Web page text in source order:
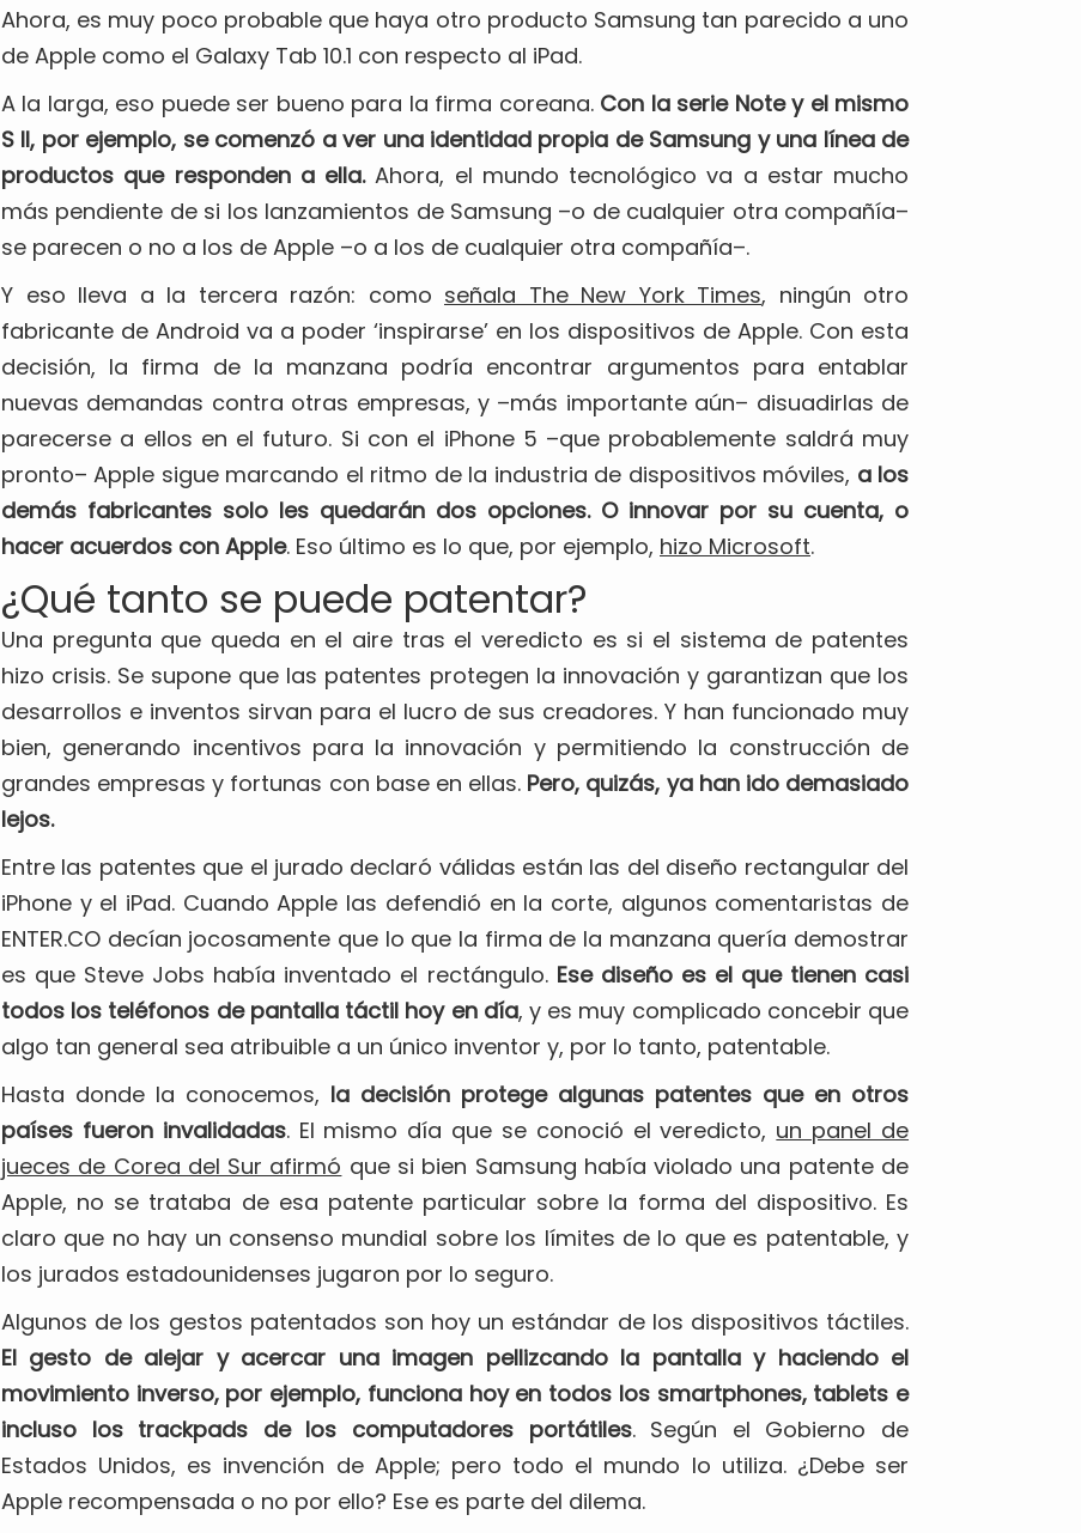
Ahora, es muy poco probable que haya otro producto Samsung tan parecido a uno
de Apple como el Galaxy Tab 10.1 con respecto al iPad.
A la larga, eso puede ser bueno para la firma coreana. Con la serie Note y el mismo
S II, por ejemplo, se comenzó a ver una identidad propia de Samsung y una línea de
productos que responden a ella.Ahora, el mundo tecnológico va a estar mucho
más pendiente de si los lanzamientos de Samsung –o de cualquier otra compañía–
se parecen o no a los de Apple –o a los de cualquier otra compañía–.
Y eso lleva a la tercera razón: como señala The New York Times, ningún otro
fabricante de Android va a poder ‘inspirarse’ en los dispositivos de Apple. Con esta
decisión, la firma de la manzana podría encontrar argumentos para entablar
nuevas demandas contra otras empresas, y –más importante aún– disuadirlas de
parecerse a ellos en el futuro. Si con el iPhone 5 –que probablemente saldrá muy
pronto– Apple sigue marcando el ritmo de la industria de dispositivos móviles, a los
demás fabricantes solo les quedarán dos opciones. O innovar por su cuenta, o
hacer acuerdos con Apple. Eso último es lo que, por ejemplo, hizo Microsoft.
¿Qué tanto se puede patentar?
Una pregunta que queda en el aire tras el veredicto es si el sistema de patentes
hizo crisis. Se supone que las patentes protegen la innovación y garantizan que los
desarrollos e inventos sirvan para el lucro de sus creadores. Y han funcionado muy
bien, generando incentivos para la innovación y permitiendo la construcción de
grandes empresas y fortunas con base en ellas. Pero, quizás, ya han ido demasiado
lejos.
Entre las patentes que el jurado declaró válidas están las del diseño rectangular del
iPhone y el iPad. Cuando Apple las defendió en la corte, algunos comentaristas de
ENTER.CO decían jocosamente que lo que la firma de la manzana quería demostrar
es que Steve Jobs había inventado el rectángulo.Ese diseño es el que tienen casi
todos los teléfonos de pantalla táctil hoy en día, y es muy complicado concebir que
algo tan general sea atribuible a un único inventor y, por lo tanto, patentable.
Hasta donde la conocemos, la decisión protege algunas patentes que en otros
países fueron invalidadas. El mismo día que se conoció el veredicto, un panel de
jueces de Corea del Sur afirmó que si bien Samsung había violado una patente de
Apple, no se trataba de esa patente particular sobre la forma del dispositivo. Es
claro que no hay un consenso mundial sobre los límites de lo que es patentable, y
los jurados estadounidenses jugaron por lo seguro.
Algunos de los gestos patentados son hoy un estándar de los dispositivos táctiles.
El gesto de alejar y acercar una imagen pellizcando la pantalla y haciendo el
movimiento inverso, por ejemplo, funciona hoy en todos los smartphones, tablets e
incluso los trackpads de los computadores portátiles. Según el Gobierno de
Estados Unidos, es invención de Apple; pero todo el mundo lo utiliza. ¿Debe ser
Apple recompensada o no por ello? Ese es parte del dilema.